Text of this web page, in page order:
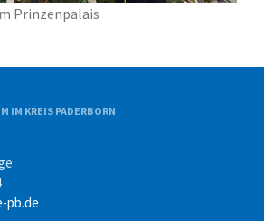
Kontakt
Prinzenpalais
IM KREIS PADERBORN
pb.de